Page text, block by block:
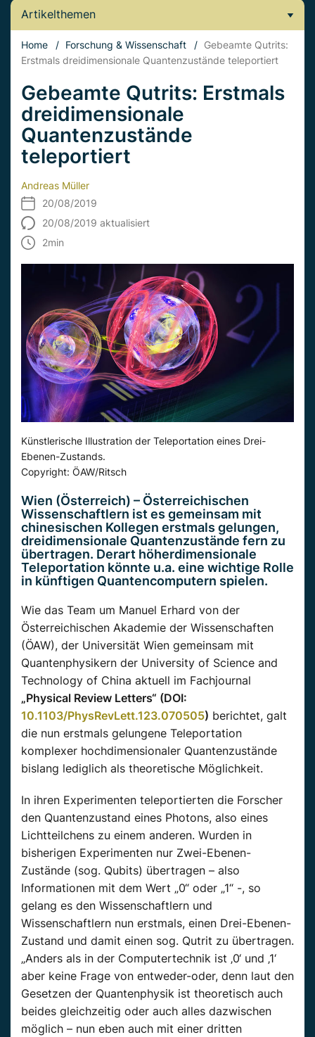
Artikelthemen
Home / Forschung & Wissenschaft / Gebeamte Qutrits:
Erstmals dreidimensionale Quantenzustände teleportiert
Gebeamte Qutrits: Erstmals
dreidimensionale
Quantenzustände
teleportiert
Andreas Müller
20/08/2019
20/08/2019 aktualisiert
2min
Künstlerische Illustration der Teleportation eines Drei-
Ebenen-Zustands.
Copyright: ÖAW/Ritsch
Wien (Österreich) – Österreichischen
Wissenschaftlern ist es gemeinsam mit
chinesischen Kollegen erstmals gelungen,
dreidimensionale Quantenzustände fern zu
übertragen. Derart höherdimensionale
Teleportation könnte u.a. eine wichtige Rolle
in künftigen Quantencomputern spielen.
Wie das Team um Manuel Erhard von der
Österreichischen Akademie der Wissenschaften
(ÖAW), der Universität Wien gemeinsam mit
Quantenphysikern der University of Science and
Technology of China aktuell im Fachjournal
„Physical Review Letters“ (DOI:
10.1103/PhysRevLett.123.070505) berichtet, galt
die nun erstmals gelungene Teleportation
komplexer hochdimensionaler Quantenzustände
bislang lediglich als theoretische Möglichkeit.
In ihren Experimenten teleportierten die Forscher
den Quantenzustand eines Photons, also eines
Lichtteilchens zu einem anderen. Wurden in
bisherigen Experimenten nur Zwei-Ebenen-
Zustände (sog. Qubits) übertragen – also
Informationen mit dem Wert „0“ oder „1“ -, so
gelang es den Wissenschaftlern und
Wissenschaftlern nun erstmals, einen Drei-Ebenen-
Zustand und damit einen sog. Qutrit zu übertragen.
„Anders als in der Computertechnik ist ‚0‘ und ‚1‘
aber keine Frage von entweder-oder, denn laut den
Gesetzen der Quantenphysik ist theoretisch auch
beides gleichzeitig oder auch alles dazwischen
möglich – nun eben auch mit einer dritten